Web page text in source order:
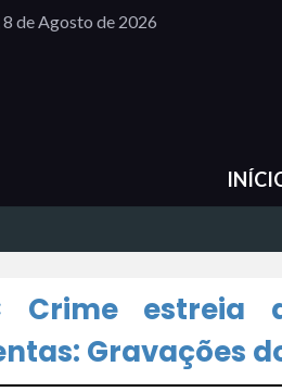
8 de Agosto de 2026
Crime estreia
Gravações